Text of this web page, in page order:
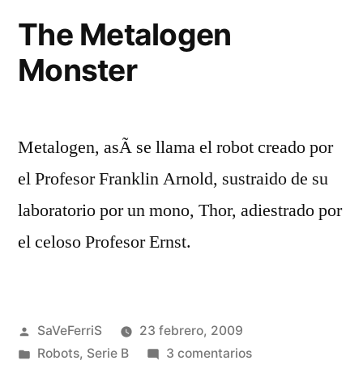
The Metalogen
Monster
Metalogen, asÃ­ se llama el robot creado por
el Profesor Franklin Arnold, sustraido de su
laboratorio por un mono, Thor, adiestrado por
el celoso Profesor Ernst.
Publicado
por
SaVeFerriS
23 febrero, 2009
Publicado
Robots, Serie B 3 comentariosen